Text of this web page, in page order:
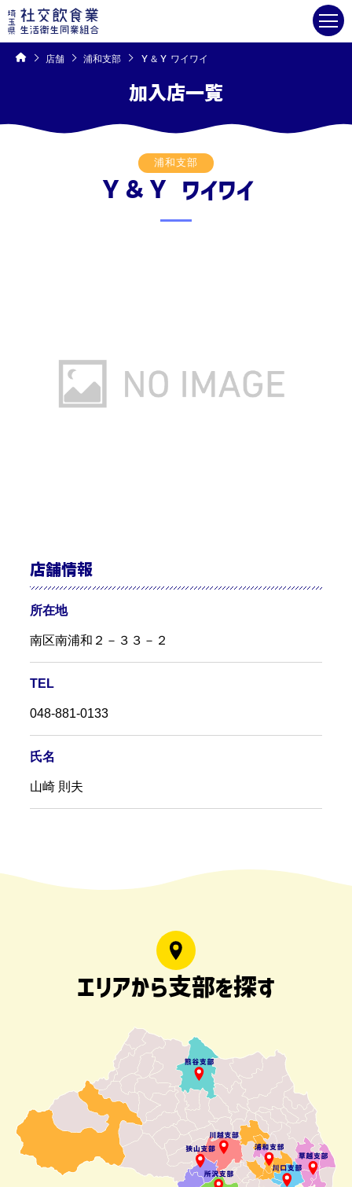
へ
店舗 浦和支部 Ｙ＆Ｙ ワイワイ
加入店一覧
浦和支部
Ｙ＆Ｙ ワイワイ
店舗情報
所在地
南区南浦和２－３３－２
TEL
048-881-0133
氏名
山崎 則夫
エリアから支部を探す